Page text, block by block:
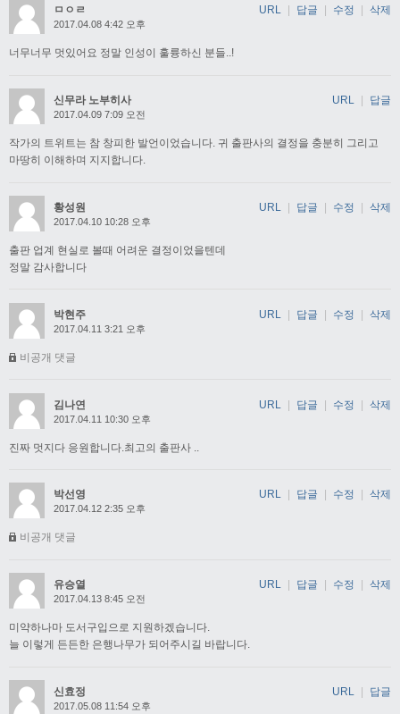
ㅁㅇㄹ
2017.04.08 4:42 오후
너무너무 멋있어요 정말 인성이 훌륭하신 분들..!
URL 답글 수정 삭제
신무라 노부히사
2017.04.09 7:09 오전
작가의 트위트는 참 창피한 발언이었습니다. 귀 출판사의 결정을 충분히 그리고
마땅히 이해하며 지지합니다.
URL 답글
황성원
2017.04.10 10:28 오후
출판 업계 현실로 볼때 어려운 결정이었을텐데
정말 감사합니다
URL 답글 수정 삭제
박현주
2017.04.11 3:21 오후
비공개 댓글
URL | 답글 | 수정 | 삭제
김나연
2017.04.11 10:30 오후
진짜 멋지다 응원합니다.최고의 출판사 ..
URL | 답글 | 수정 | 삭제
박선영
2017.04.12 2:35 오후
비공개 댓글
URL 답글 수정 삭제
유승열
2017.04.13 8:45 오전
미약하나마 도서구입으로 지원하겠습니다.
늘 이렇게 든든한 은행나무가 되어주시길 바랍니다.
URL 답글 수정 삭제
신효정
2017.05.08 11:54 오후
URL 답글